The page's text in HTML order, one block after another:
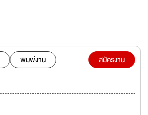
พิมพ์งาน
สมัครงาน